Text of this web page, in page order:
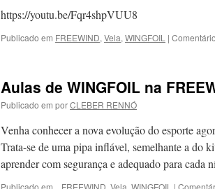
https://youtu.be/Fqr4shpVUU8
Publicado em FREEWIND, Vela, WINGFOIL |
Aulas de WINGFOIL na
Publicado em porCLEBER RENNÓ
Venha conhecer a nova evolução do esporte
Trata-se de uma pipa inflável, semelhante a do
aprender com segurança e adequado para cada
Publicado em ., FREEWIND, Vela, WINGFOIL |